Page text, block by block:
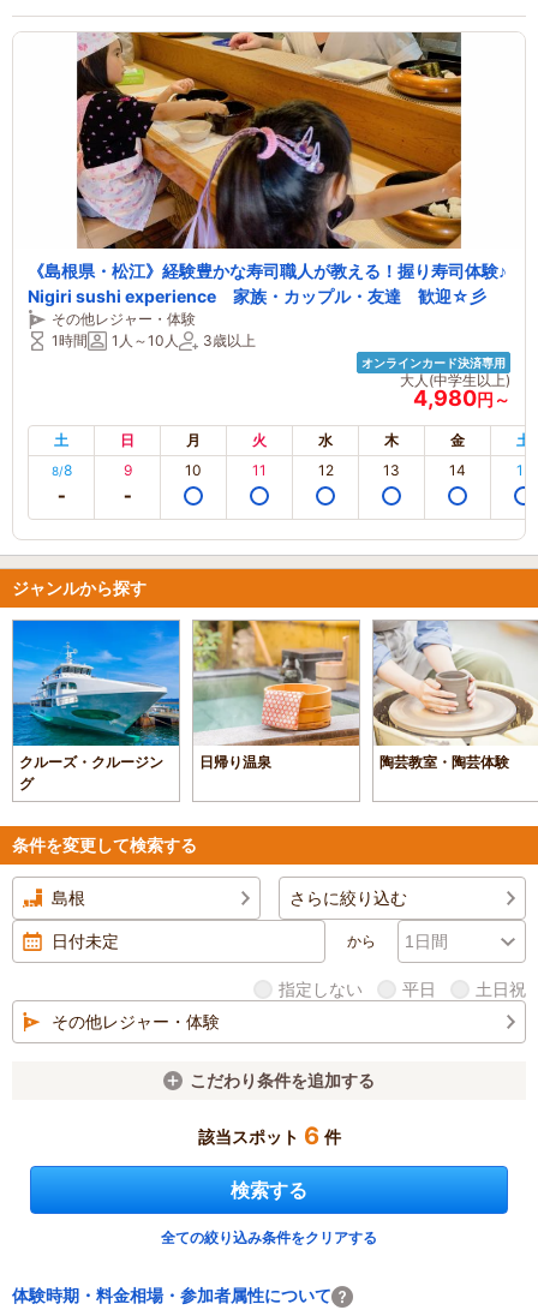
《島根県・松江》経験豊かな寿司職人が教える！握り寿司体験♪
Nigiri sushi experience 家族・カップル・友達 歓迎☆彡
その他レジャー・体験
1時間
1人～10人 3歳以上
オンラインカード決済専用
大人(中学生以上)
4,980円～
土 日 月 火 水 木 金 土
8/8 9 10 11 12 13 14 15
ジャンルから探す
クルーズ・クルージン
グ
日帰り温泉 陶芸教室・陶芸体験
条件を変更して検索する
島根 さらに絞り込む
から
指定しない 平日 土日祝
その他レジャー・体験
こだわり条件を追加する
該当スポット 6 件
検索する
全ての絞り込み条件をクリアする
体験時期・料金相場・参加者属性について